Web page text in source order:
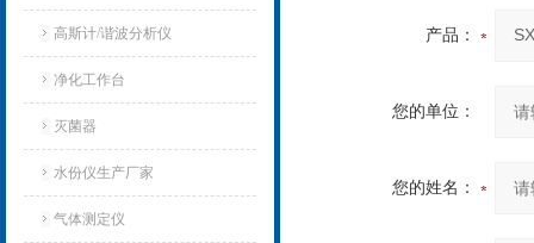
高斯计/谐波分析仪
净化工作台
灭菌器
水份仪生产厂家
气体测定仪
产品：
您的单位：
您的姓名：